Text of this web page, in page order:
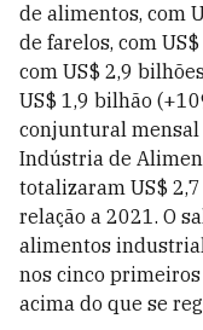
de alimentos, com
de farelos, com
com US$ 2,9
US$ 1,9 bilhão
conjuntural mensal
Indústria de
totalizaram US$
relação a 2021. O
alimentos
nos cinco primeiros
acima do que se